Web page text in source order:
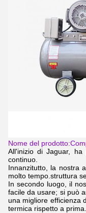
Nome del prodotto:
All'inizio di Jaguar,
continuo.
Innanzitutto, la nostra
molto tempo.struttura
In secondo luogo, il
facile da usare; si può
una migliore efficienza
termica rispetto a prima.